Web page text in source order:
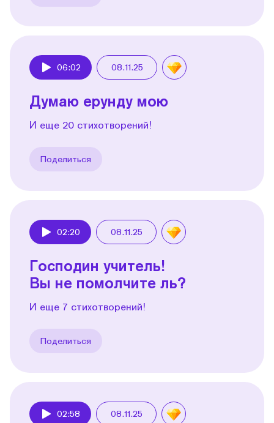
06:02 08.11.25
Думаю ерунду мою
И еще 20 стихотворений!
Поделиться
02:20 08.11.25
Господин учитель!
Вы не помолчите ль?
И еще 7 стихотворений!
Поделиться
02:58 08.11.25